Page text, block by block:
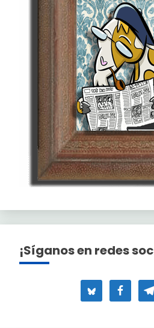
¡Síganos en redes